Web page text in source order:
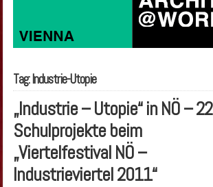
Tag: Industrie-Utopie
„Industrie – Utopie“ in NÖ – 22
Schulprojekte beim
„Viertelfestival NÖ –
Industrieviertel 2011“